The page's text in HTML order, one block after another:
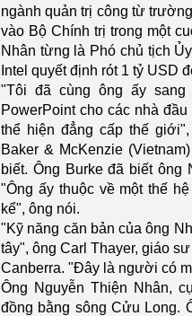
ngành quản trị công từ
vào Bộ Chính trị trong một
Nhân từng là Phó chủ tịch
Intel quyết định rót 1 tỷ USD
"Tôi đã cùng ông ấy
PowerPoint cho các nhà
thể hiện đẳng cấp thế
Baker & McKenzie
biết. Ông Burke đã biết ông
"Ông ấy thuộc về một thế
kể", ông nói.
"Kỹ năng căn bản của ông
tây", ông Carl Thayer, giáo
Canberra. "Đây là người có
Ông Nguyễn Thiện Nhân,
đồng bằng sông Cửu Long.